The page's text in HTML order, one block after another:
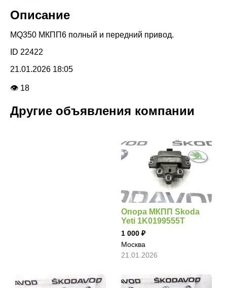
Описание
MQ350 МКПП6 полный и передний привод.
ID 22422
21.01.2026 18:05
👁 18
Другие объявления компании
Опора МКПП Skoda
Yeti 1K0199555T
1 000
Москва
21.01.2026